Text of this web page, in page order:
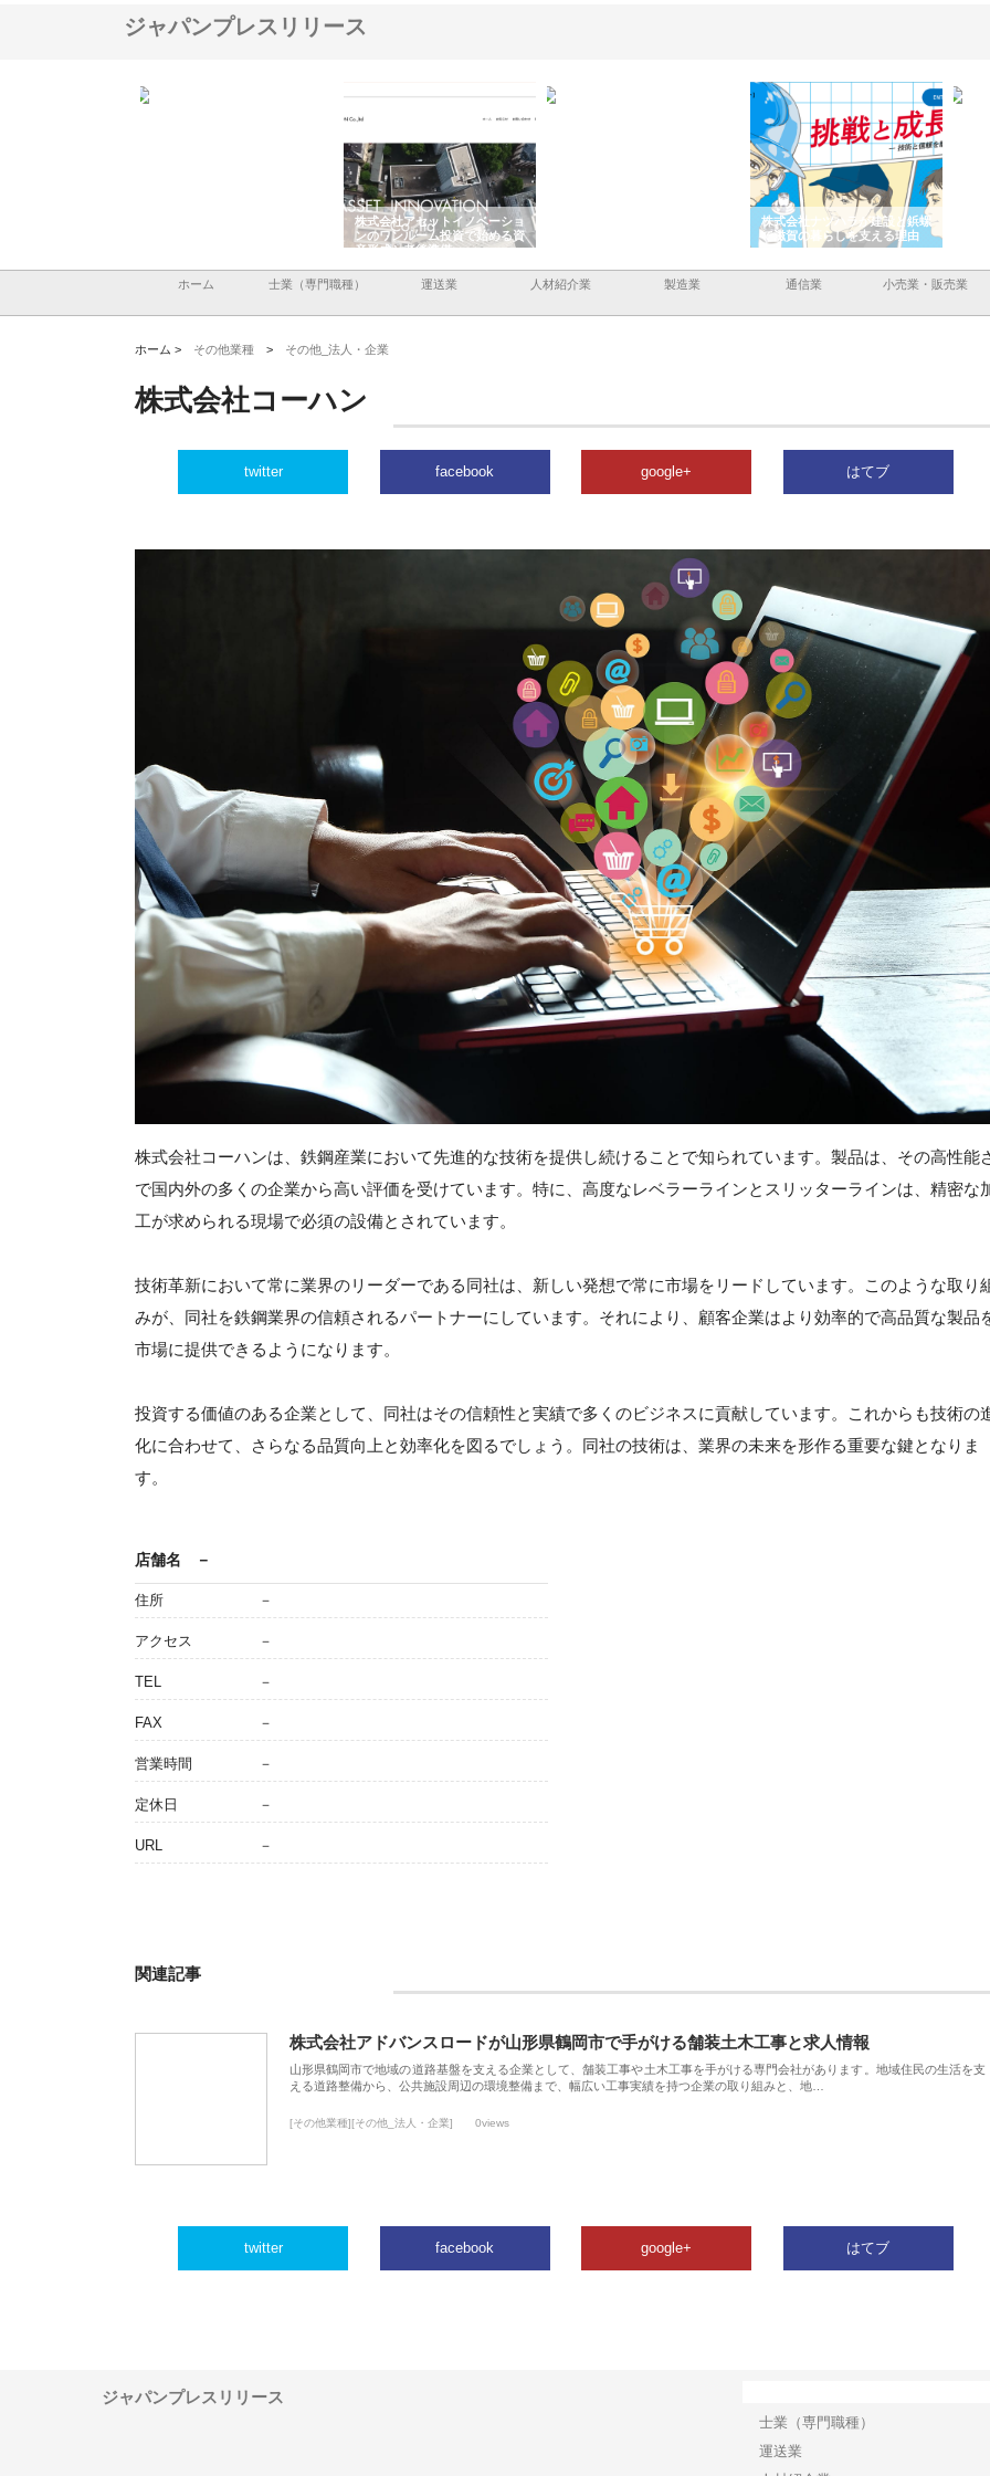
ジャパンプレスリリース
株式会社アセットイノベーショ
ンのワンルーム投資で始める資
産形成と老後準備
株式会社ナツハラが建設と鋲螺
で滋賀の暮らしを支える理由
ホーム 士業（専門職種） 運送業 人材紹介業 製造業 通信業 小売業・販売業
ホーム > その他業種 > その他_法人・企業
株式会社コーハン
twitter facebook google+ はてブ
株式会社コーハンは、鉄鋼産業において先進的な技術を提供し続けることで知られています。製品は、その高性能
で国内外の多くの企業から高い評価を受けています。特に、高度なレベラーラインとスリッターラインは、精密な
工が求められる現場で必須の設備とされています。
技術革新において常に業界のリーダーである同社は、新しい発想で常に市場をリードしています。このような取り
みが、同社を鉄鋼業界の信頼されるパートナーにしています。それにより、顧客企業はより効率的で高品質な製品
市場に提供できるようになります。
投資する価値のある企業として、同社はその信頼性と実績で多くのビジネスに貢献しています。これからも技術の
化に合わせて、さらなる品質向上と効率化を図るでしょう。同社の技術は、業界の未来を形作る重要な鍵となりま
す。
店舗名 －
住所 －
アクセス －
TEL －
FAX －
営業時間 －
定休日 －
URL －
関連記事
株式会社アドバンスロードが山形県鶴岡市で手がける舗装土木工事と求人情報
山形県鶴岡市で地域の道路基盤を支える企業として、舗装工事や土木工事を手がける専門会社があります。地域住民の生活を支
える道路整備から、公共施設周辺の環境整備まで、幅広い工事実績を持つ企業の取り組みと、地…
[その他業種][その他_法人・企業] 0views
twitter facebook google+ はてブ
ジャパンプレスリリース
士業（専門職種）
運送業